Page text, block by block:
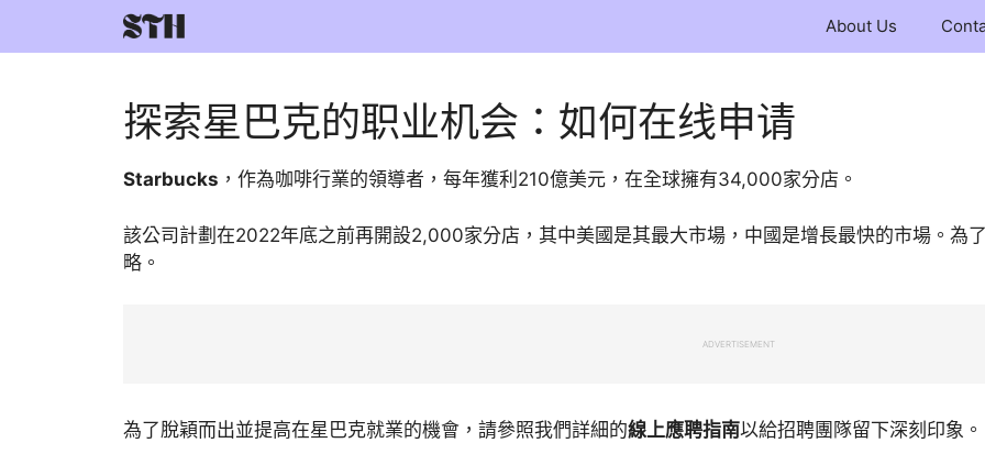
About Us
探索星巴克的职业机会：如何在线申请
Starbucks ，作為咖啡行業的領導者，每年獲利210億美元，在全球擁有34,000家分店。
該公司計劃在2022年底之前再開設2,000家分店，其中美國是其最大市場，中國是增長最快的市場。為
略。
ADVERTISEMENT
為了脫穎而出並提高在星巴克就業的機會，請參照我們詳細的線上應聘指南以給招聘團隊留下深刻印象。